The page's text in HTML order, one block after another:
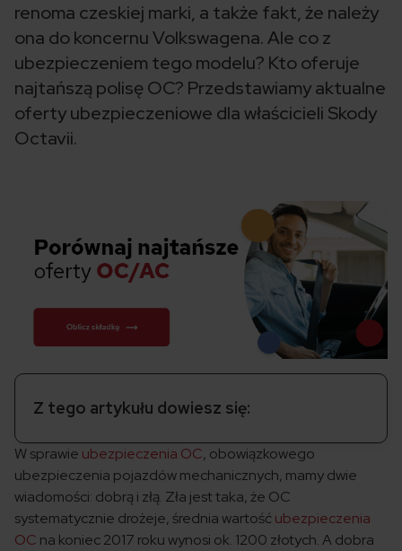
renoma czeskiej marki, a także fakt, że należy
ona do koncernu Volkswagena. Ale co z
ubezpieczeniem tego modelu? Kto oferuje
najtańszą polisę OC? Przedstawiamy aktualne
oferty ubezpieczeniowe dla właścicieli Skody
Octavii.
Z tego artykułu dowiesz się:
W sprawie ubezpieczenia OC, obowiązkowego
ubezpieczenia pojazdów mechanicznych, mamy dwie
wiadomości: dobrą i złą. Zła jest taka, że OC
systematycznie drożeje, średnia wartośćubezpieczenia
OC na koniec 2017 roku wynosi ok. 1200 złotych. A dobra